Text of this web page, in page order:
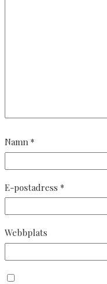
Namn *
E-postadress *
Webbplats